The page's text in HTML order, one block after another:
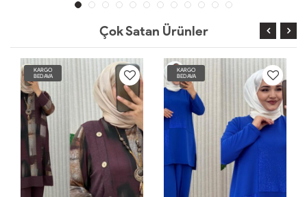
Çok Satan Ürünler
KARGO
BEDAVA
KARGO
BEDAVA